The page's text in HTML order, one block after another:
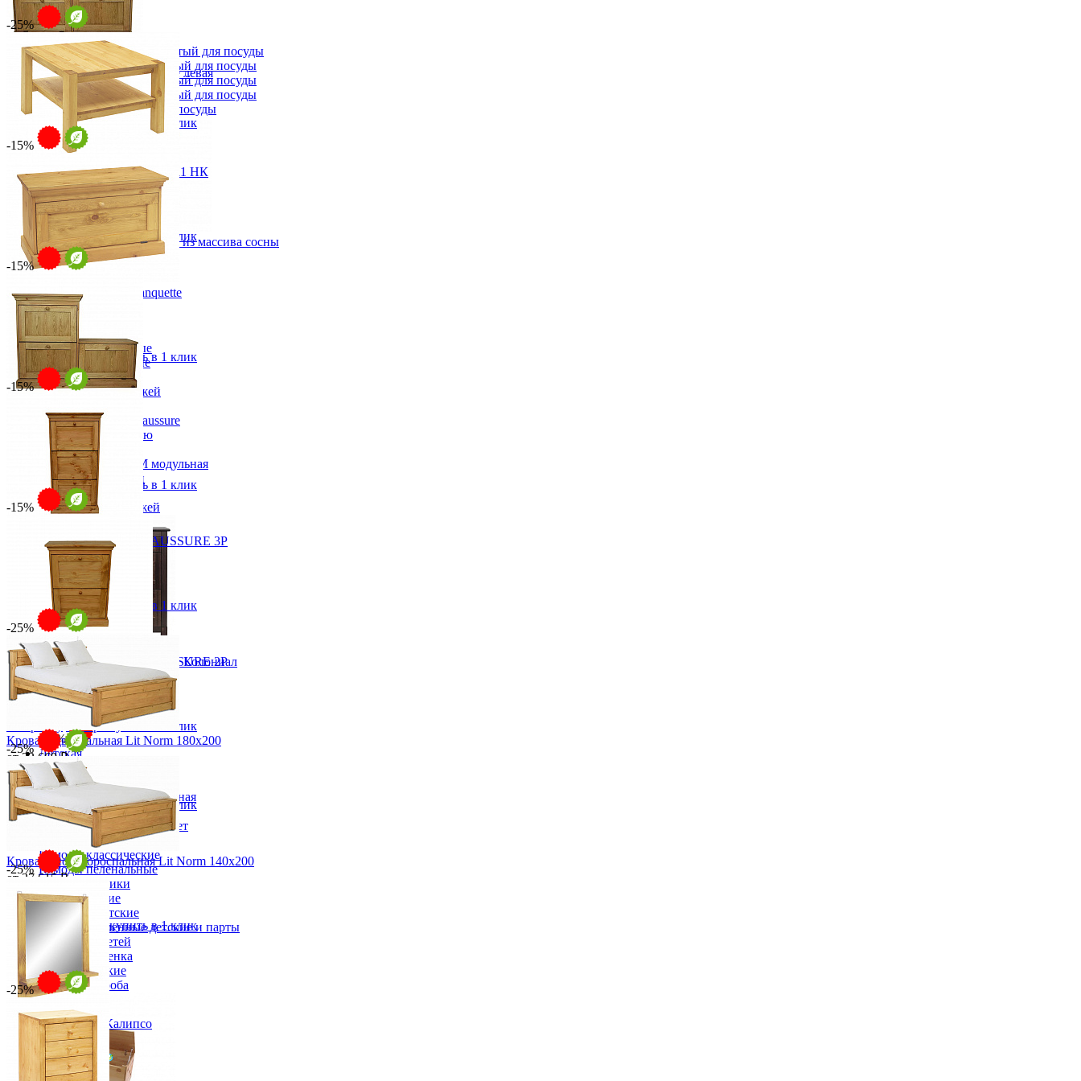
Сундуки
Табуреты
Шкафы для посуды
Шкаф 1-но створчатый для посуды
Шкаф 2-х створчатый для посуды
Шкаф 3-х створчатый для посуды
Шкаф 4-х створчатый для посуды
Шкаф угловой для посуды
Бар ROLLER-BAR1P+4T из массива сосны
56 659 ₽
В корзину
-10%
Прихожая
Вешалки напольные
Вешалки настенные
Газетница
Зеркала для прихожей
Консоли
Наборы в прихожую
Обувницы
Прихожая Вилия-М модульная
Скамьи и банкетки
Тумбы и комоды
Шкафы для прихожей
Тумба под обувь Рауна 21 Колониал
42 540 ₽
В корзину
-30%
Детская
Двухъярусные кровати
Декор в детскую
Детская Вилия-М модульная
Детские гарнитуры
Детские кровати до 3-х лет
Детские кровати от 3 лет
Комоды классические
Комоды пеленальные
Кровати домики
Полки детские
Стеллажи детские
Столы письменные детские и парты
Тумбы для детей
Шведская стенка
Шкафы детские
Ящики и короба
Тумба для обуви Porte chaussure левая
от 29 748 ₽
от 34 998 ₽
В корзину
Быстро купить в 1 клик
-25%
Столик журнальный Калипсо 11 НК
от 13 769 ₽
от 18 358 ₽
74х48х74 см
В корзину Быстро купить в 1 клик
-15%
Банкетка однодверная banquette
от 16 227 ₽
от 19 091 ₽
89х50х36 см
В корзину
Быстро купить в 1 клик
-15%
Тумба для обуви Porte chaussure
от 29 748 ₽
от 34 998 ₽
128х94х34 см
В корзину Быстро купить в 1 клик
-15%
Обувница 3-х дверная CHAUSSURE 3P
от 27 654 ₽
от 32 534 ₽
68х94х28 см
В корзину Быстро купить в 1 клик
-15%
Обувница 2-х дверная CHAUSSURE 2P
от 20 417 ₽
от 24 020 ₽
В корзину
Быстро купить в 1 клик
-25%
Кровать двуспальная Lit Norm 180х200
от 32 669 ₽
от 43 558 ₽
192х75/43х220 см
В корзину
Быстро купить в 1 клик
-25%
Кровать полутороспальная Lit Norm 140х200
от 27 615 ₽
от 36 820 ₽
152х75/43х220 см
В корзину
Быстро купить в 1 клик
-25%
Зеркало с полкой Калипсо
от 8 282 ₽
от 11 043 ₽
60х70 см
-25%